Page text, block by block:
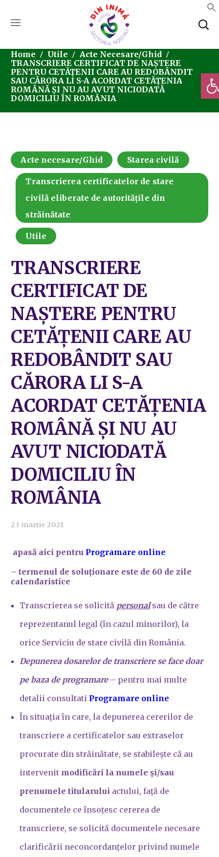
Home Utile
Acte Necesare/Ghid
TRANSCRIERE CERTIFICAT DE NAȘTERE
PENTRU CETĂȚENII CARE AU REDOBÂNDIT
SAU CĂRORA LI S-A ACORDAT CETĂȚENIA
ROMÂNĂ ȘI NU AU AVUT NICIODATĂ
DOMICILIU ÎN ROMÂNIA
Acte necesare/Ghid Starea civilă
Transcrierea certificatelor de stare
civilă eliberate de autoritățile din
străinătate
Utile
TRANSCRIERE
CERTIFICAT DE
NAȘTERE PENTRU
CETĂȚENII CARE AU
REDOBÂNDIT SAU
CĂRORA LI S-A
ACORDAT CETĂȚENIA
ROMÂNĂ ȘI NU AU
AVUT NICIODATĂ
DOMICILIU ÎN
ROMÂNIA
23 martie 2021
apasă aici pentru Programare online
– termenul de soluționare este de 60 de zile
calendaristice
Transcrierea se solicită personalsau de către
reprezentanul legal (în cazul minorilor), la
orice Serviciu de stare civilă din România.
Depunerea dosarelor de transcriere se face doar
pe baza de programare – pentru mai multe
detalii consultati Programare online
În situația în care, la depunerea cererilor de
transcriere a certificatelor sau extraselor
procurate din străinătate, se stabilește că au
intervenit modificări la numele și/sau
prenumele titularului actului, față de
documentele ce însoțesc cererea de
transcriere, se solicită documentele necesare
clarificării neconcordanțelor privind numele